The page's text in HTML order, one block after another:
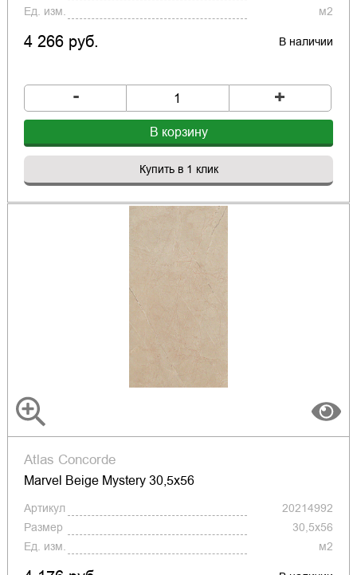
Ед. изм.
м2
4 266 руб. В наличии
- +
В корзину
Купить в 1 клик
Atlas Concorde
Marvel Beige Mystery 30,5x56
Артикул
20214992
Размер
30,5x56
Ед. изм.
м2